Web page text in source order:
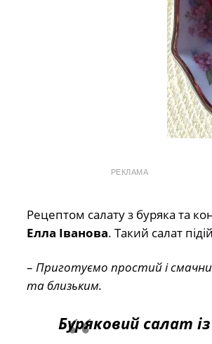
РЕКЛАМА
Рецептом салату з буряка та
Елла Іванова. Такий салат
– Приготуємо простий і
та близьким.
Буряковий салат